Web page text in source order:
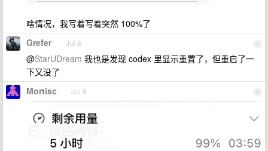
啥情况，我写着写着突然 100%了
7
Grefer Jul 8
@StarUDream 我也是发现 codex 里显示重置了，但重启了一
下又没了
8
Mortisc Jul 8